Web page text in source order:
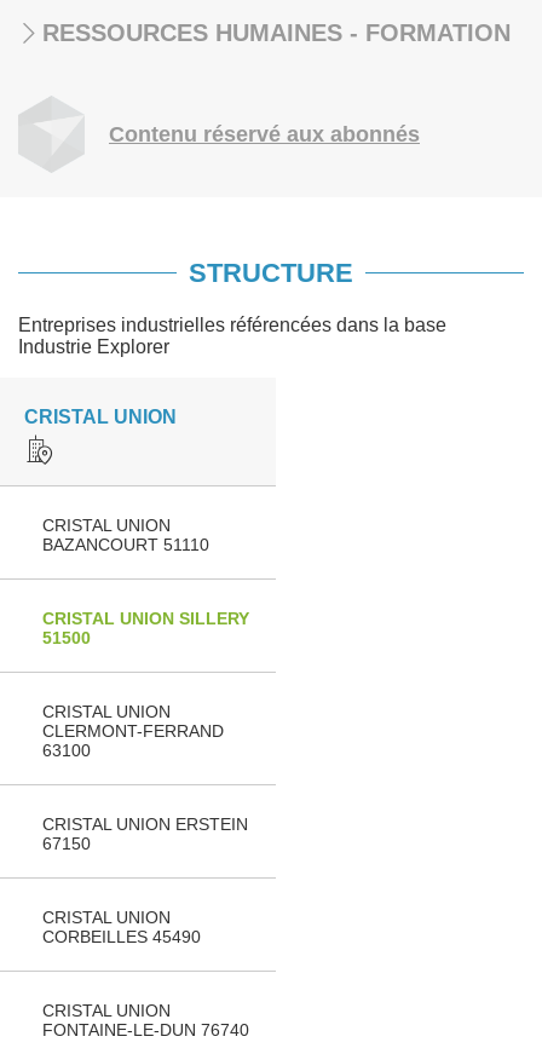
RESSOURCES HUMAINES - FORMATION
Contenu réservé aux abonnés
STRUCTURE
Entreprises industrielles référencées dans la base
Industrie Explorer
CRISTAL UNION
CRISTAL UNION
BAZANCOURT 51110
CRISTAL UNION SILLERY
51500
CRISTAL UNION
CLERMONT-FERRAND
63100
CRISTAL UNION ERSTEIN
67150
CRISTAL UNION
CORBEILLES 45490
CRISTAL UNION
FONTAINE-LE-DUN 76740